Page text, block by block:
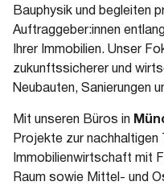
Bauphysik und begleiten
Auftraggeber:innen
Ihrer Immobilien. Unser
zukunftssicherer und
Neubauten, Sanierungen
Mit unseren Büros in
Projekte zur
Immobilienwirtschaft mit
Raum sowie Mittel- und